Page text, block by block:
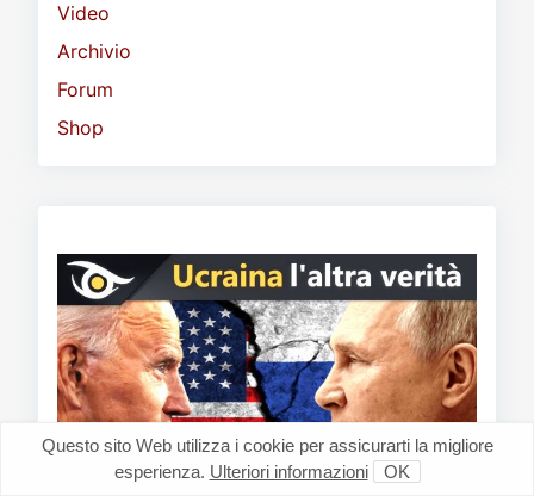
Video
Archivio
Forum
Shop
Questo sito Web utilizza i cookie per assicurarti la migliore
esperienza. Ulteriori informazioni OK